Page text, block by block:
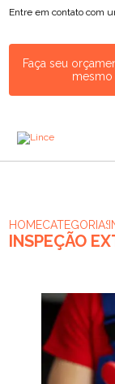
Entre em contato com
Faça seu
mesmo
HOMECATEGORIAS
INSPEÇÃO